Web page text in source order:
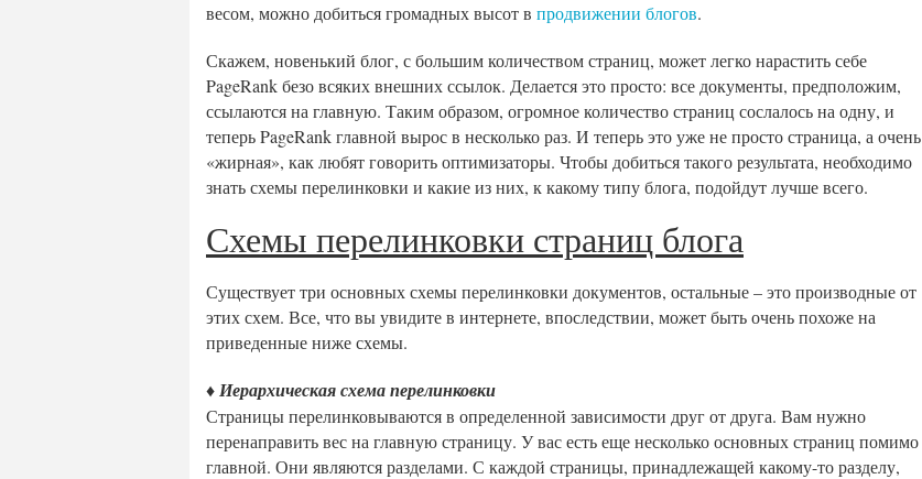
весом, можно добиться громадных высот в продвижении блогов.
Скажем, новенький блог, с большим количеством страниц, может легко нарастить себе
PageRank безо всяких внешних ссылок. Делается это просто: все документы, предположим,
ссылаются на главную. Таким образом, огромное количество страниц сослалось на одну, и
теперь PageRank главной вырос в несколько раз. И теперь это уже не просто страница, а очень
«жирная», как любят говорить оптимизаторы. Чтобы добиться такого результата, необходимо
знать схемы перелинковки и какие из них, к какому типу блога, подойдут лучше всего.
Схемы перелинковки страниц блога
Существует три основных схемы перелинковки документов, остальные – это производные от
этих схем. Все, что вы увидите в интернете, впоследствии, может быть очень похоже на
приведенные ниже схемы.
♦ Иерархическая схема перелинковки
Страницы перелинковываются в определенной зависимости друг от друга. Вам нужно
перенаправить вес на главную страницу. У вас есть еще несколько основных страниц помимо
главной. Они являются разделами. С каждой страницы, принадлежащей какому-то разделу,